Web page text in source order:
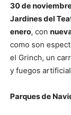
30 de
Jardines del
enero, con
como son
el Grinch, un
y fuegos
Parques de